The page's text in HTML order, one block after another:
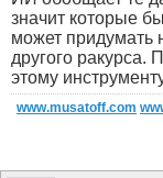
значит которые
может придумать
другого ракурса.
этому
www.musatoff.com